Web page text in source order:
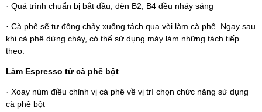
· Quá trình chuẩn bị bắt đầu, đèn B2, B4 đều nháy sáng
· Cà phê sẽ tự động chảy xuống tách qua vòi làm cà phê. Ngay sau
khi cà phê dừng chảy, có thể sử dụng máy làm những tách tiếp
theo.
Làm Espresso từ cà phê bột
· Xoay núm điều chỉnh vị cà phê về vị trí chọn chức năng sử dụng
cà phê bột